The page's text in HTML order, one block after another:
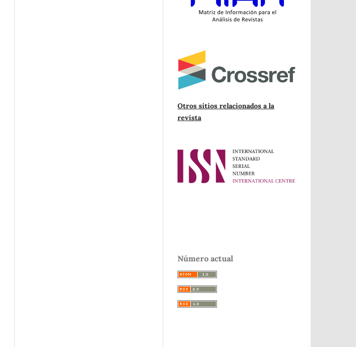
Otros sitios relacionados a la
revista
Número actual